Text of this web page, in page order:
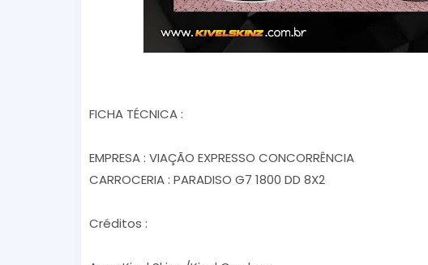
FICHA TÉCNICA :
EMPRESA : VIAÇÃO EXPRESSO CONCORRÊNCIA
CARROCERIA : PARADISO G7 1800 DD 8X2
Créditos :